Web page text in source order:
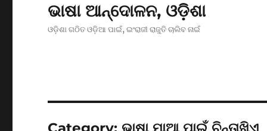
ଭାଷା ଆନ୍ଦୋଳନ, ଓଡ଼ିଶା
ଓଡ଼ିଶା ଗଠିତ ଓଡ଼ିଆ ପାଇଁ, ଇଂରାଜୀ ରାଜୁତି ଚାଲିବ ନାଇଁ